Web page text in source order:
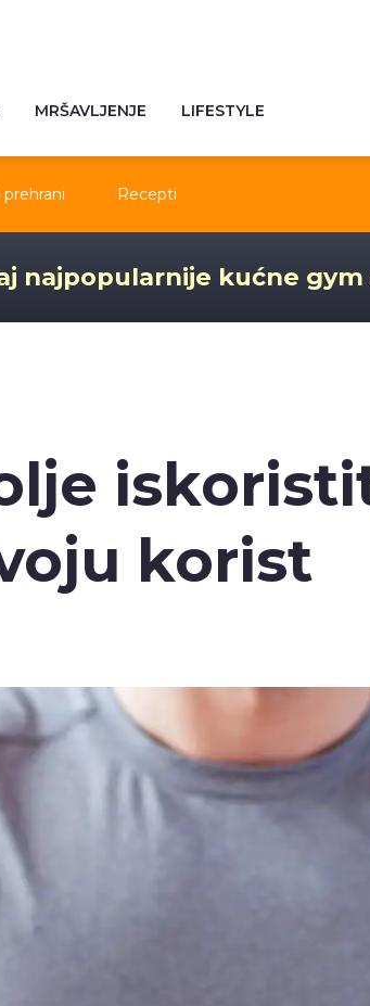
MRŠAVLJENJE LIFESTYLE
prehrani Recepti
najpopularnije kućne
korist